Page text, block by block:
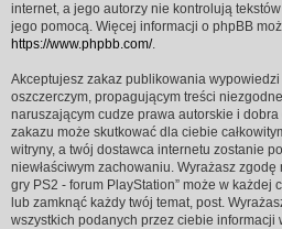
internet, a jego autorzy nie kontrolują
jego pomocą. Więcej informacji o phpBB
https://www.phpbb.com/.
Akceptujesz zakaz publikowania
oszczerczym, propagującym treści
naruszającym cudze prawa autorskie i
zakazu może skutkować dla ciebie
witryny, a twój dostawca internetu zostanie
niewłaściwym zachowaniu. Wyrażasz zgodę
gry PS2 - forum PlayStation” może w każdej
lub zamknąć każdy twój temat, post.
wszystkich podanych przez ciebie informacji